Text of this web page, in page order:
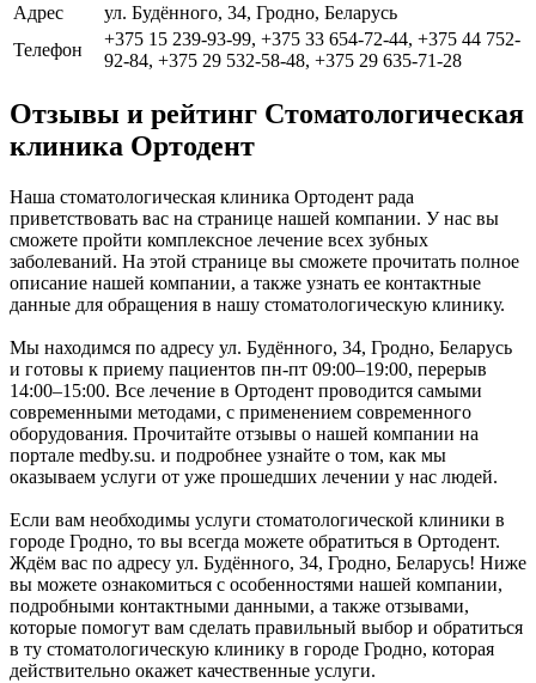
Адрес
ул. Будённого, 34, Гродно, Беларусь
Телефон
+375 15 239-93-99, +375 33 654-72-44, +375 44 752-
92-84, +375 29 532-58-48, +375 29 635-71-28
Отзывы и рейтинг Стоматологическая
клиника Ортодент
Наша стоматологическая клиника Ортодент рада
приветствовать вас на странице нашей компании. У нас вы
сможете пройти комплексное лечение всех зубных
заболеваний. На этой странице вы сможете прочитать полное
описание нашей компании, а также узнать ее контактные
данные для обращения в нашу стоматологическую клинику.
Мы находимся по адресу ул. Будённого, 34, Гродно, Беларусь
и готовы к приему пациентов пн-пт 09:00–19:00, перерыв
14:00–15:00. Все лечение в Ортодент проводится самыми
современными методами, с применением современного
оборудования. Прочитайте отзывы о нашей компании на
портале medby.su. и подробнее узнайте о том, как мы
оказываем услуги от уже прошедших лечении у нас людей.
Если вам необходимы услуги стоматологической клиники в
городе Гродно, то вы всегда можете обратиться в Ортодент.
Ждём вас по адресу ул. Будённого, 34, Гродно, Беларусь! Ниже
вы можете ознакомиться с особенностями нашей компании,
подробными контактными данными, а также отзывами,
которые помогут вам сделать правильный выбор и обратиться
в ту стоматологическую клинику в городе Гродно, которая
действительно окажет качественные услуги.